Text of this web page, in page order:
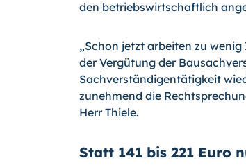
den betriebswirtschaftlich
„Schon jetzt arbeiten zu
der Vergütung der
Sachverständigentätigkeit
zunehmend die
Herr Thiele.
Statt 141 bis 221 Euro